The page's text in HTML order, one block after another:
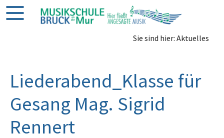
Sie sind hier: Aktuelles
Liederabend_Klasse für
Gesang Mag. Sigrid
Rennert